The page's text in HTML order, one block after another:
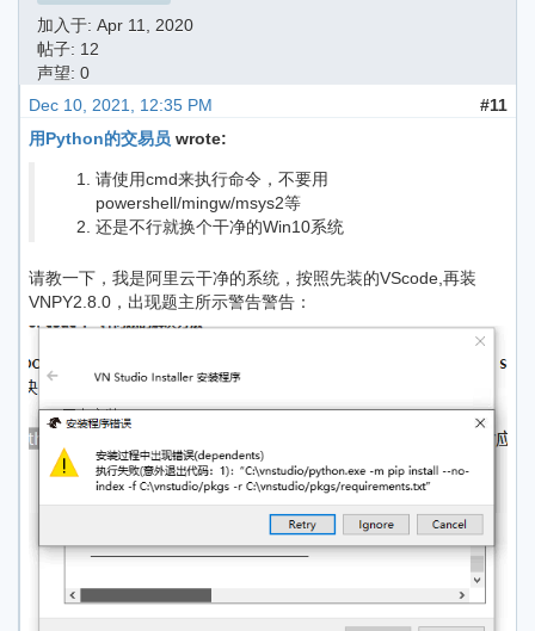
加入于: Apr 11, 2020
帖子: 12
声望: 0
Dec 10, 2021, 12:35 PM
#11
用Python的交易员 wrote:
请使用cmd来执行命令，不要用
powershell/mingw/msys2等
还是不行就换个干净的Win10系统
请教一下，我是阿里云干净的系统，按照先装的VScode,再装
VNPY2.8.0，出现题主所示警告警告：